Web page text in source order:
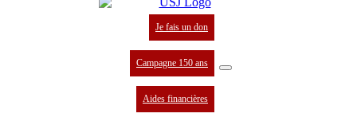
Je fais un don
Campagne 150 ans
Aides financières